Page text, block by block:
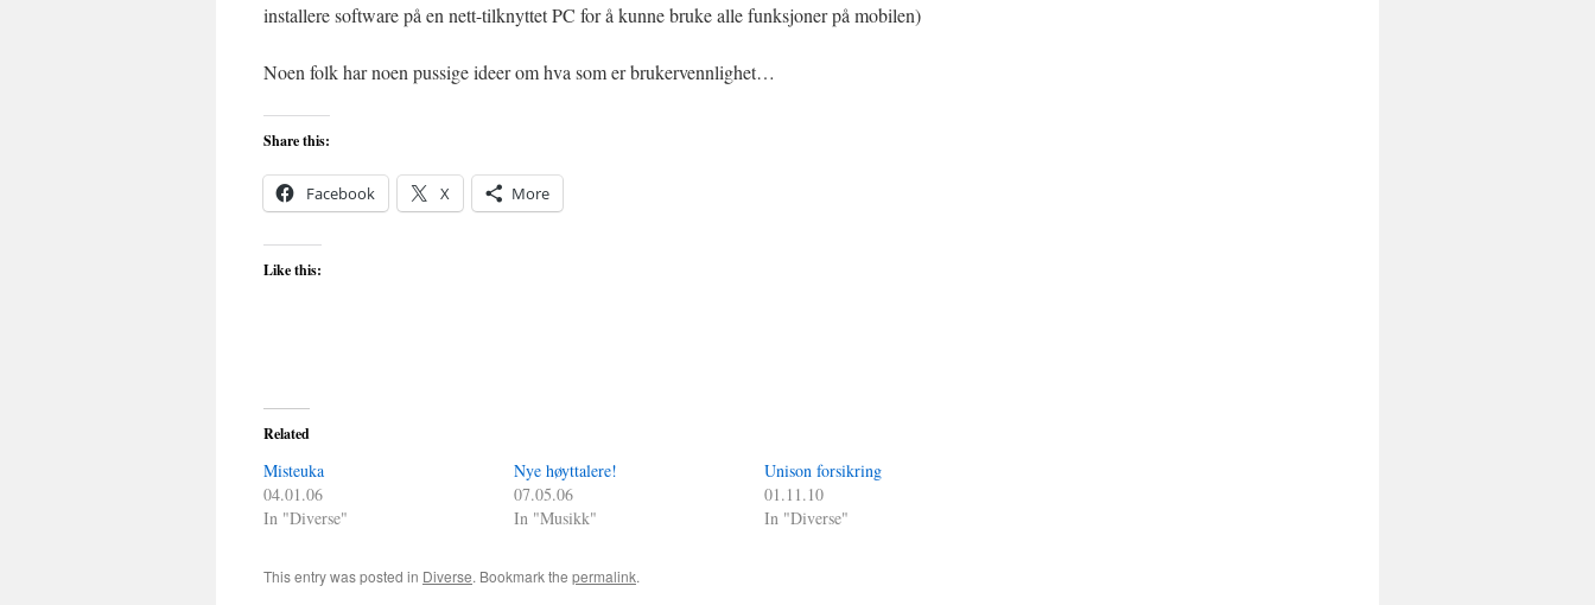
installere software på en nett-tilknyttet PC for å kunne bruke alle funksjoner på mobilen)
Noen folk har noen pussige ideer om hva som er brukervennlighet…
Share this:
Facebook X More
Like this:
Related
Misteuka
04.01.06
In "Diverse"
Nye høyttalere!
07.05.06
In "Musikk"
Unison forsikring
01.11.10
In "Diverse"
This entry was posted in Diverse. Bookmark the permalink.